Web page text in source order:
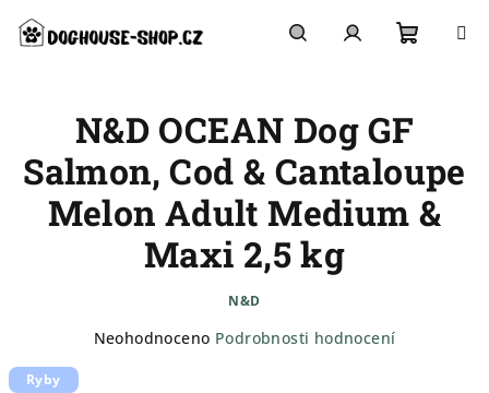
obsah
košík
N&D OCEAN Dog GF
Salmon, Cod & Cantaloupe
Melon Adult Medium &
Maxi 2,5 kg
N&D
Průměrné
Neohodnoceno Podrobnosti hodnocení
Ryby